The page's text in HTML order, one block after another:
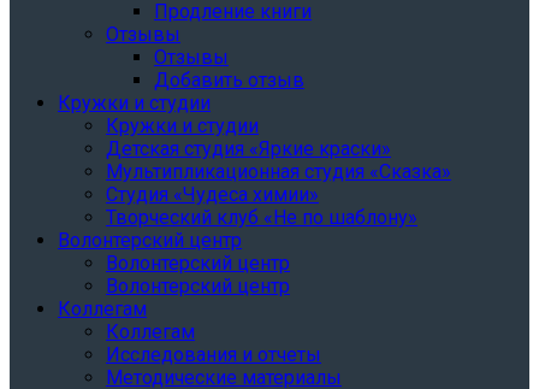
Продление книги
Отзывы
Отзывы
Добавить отзыв
Кружки и студии
Кружки и студии
Детская студия «Яркие краски»
Мультипликационная студия «Сказка»
Студия «Чудеса химии»
Творческий клуб «Не по шаблону»
Волонтерский центр
Волонтерский центр
Волонтерский центр
Коллегам
Коллегам
Исследования и отчеты
Методические материалы